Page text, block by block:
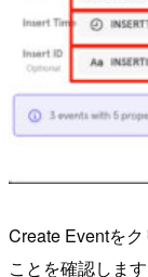
Create Eventを
ことを確認します